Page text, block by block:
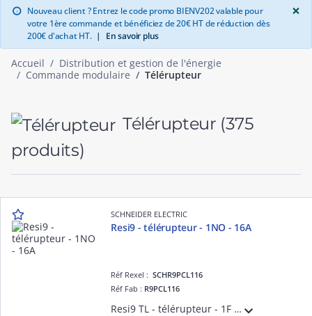
info Nouveau client ? Entrez le code promo BIENV202 valable pour
votre 1ère commande et bénéficiez de 20€ HT de réduction dès
200€ d'achat HT. | En savoir plus
×
Accueil
Distribution et gestion de l'énergie
Commande modulaire
Télérupteur
Télérupteur (375
produits)
SCHNEIDER ELECTRIC
Resi9 - télérupteur - 1NO - 16A
Réf Rexel :SCHR9PCL116
Réf Fab : R9PCL116
Resi9 TL - télérupteur - 1F - Contact auxiliare : sans - 250 V CA 50 Hz - Commande à distance : bouton-poussoir lumineux 3mA - NF - Largeur : 2 pas de 9 mm - blanc RAL 9003 - IP20